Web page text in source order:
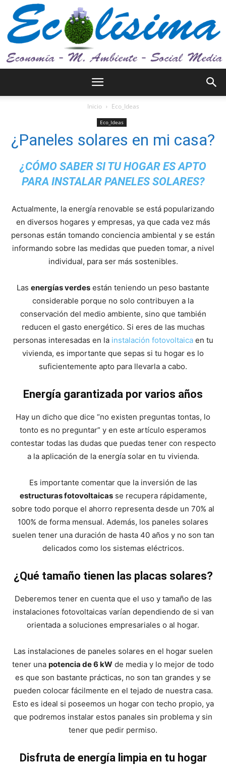
Medio
ambiente
y
Inicio Eco_Ideas
Eco_Ideas
¿Paneles solares en mi casa?
¿CÓMO SABER SI TU HOGAR ES APTO
PARA INSTALAR PANELES SOLARES?
Actualmente, la energía renovable se está popularizando
en diversos hogares y empresas, ya que cada vez más
personas están tomando conciencia ambiental y se están
informando sobre las medidas que pueden tomar, a nivel
individual, para ser más sostenibles.
Las energías verdes están teniendo un peso bastante
considerable porque no solo contribuyen a la
conservación del medio ambiente, sino que también
reducen el gasto energético. Si eres de las muchas
personas interesadas en la instalación fotovoltaicaen tu
vivienda, es importante que sepas si tu hogar es lo
suficientemente apto para llevarla a cabo.
Energía garantizada por varios años
Hay un dicho que dice “no existen preguntas tontas, lo
tonto es no preguntar” y en este artículo esperamos
contestar todas las dudas que puedas tener con respecto
a la aplicación de la energía solar en tu vivienda.
Es importante comentar que la inversión de las
estructuras fotovoltaicasse recupera rápidamente,
sobre todo porque el ahorro representa desde un 70% al
100% de forma mensual. Además, los paneles solares
suelen tener una duración de hasta 40 años y no son tan
delicados como los sistemas eléctricos.
¿Qué tamaño tienen las placas solares?
Deberemos tener en cuenta que el uso y tamaño de las
instalaciones fotovoltaicas varían dependiendo de si van
orientada a soluciones empresariales o al hogar.
Las instalaciones de paneles solares en el hogar suelen
tener una potencia de 6 kW de media y lo mejor de todo
es que son bastante prácticas, no son tan grandes y se
pueden colocar fácilmente en el tejado de nuestra casa.
Esto es ideal si poseemos un hogar con techo propio, ya
que podremos instalar estos panales sin problema y sin
tener que pedir permiso.
Disfruta de energía limpia en tu hogar